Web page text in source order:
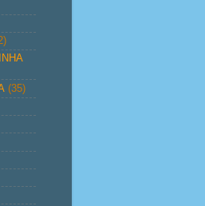
(35)